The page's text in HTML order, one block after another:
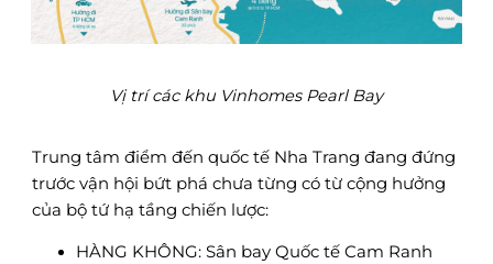
Vị trí các khu Vinhomes Pearl Bay
Trung tâm điểm đến quốc tế Nha Trang đang đứng
trước vận hội bứt phá chưa từng có từ cộng hưởng
của bộ tứ hạ tầng chiến lược:
HÀNG KHÔNG: Sân bay Quốc tế Cam Ranh